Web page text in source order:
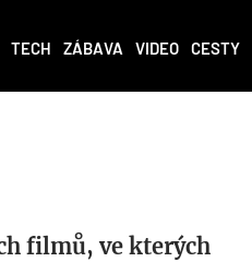
TECH ZÁBAVA VIDEO CESTY
filmů, ve kterých